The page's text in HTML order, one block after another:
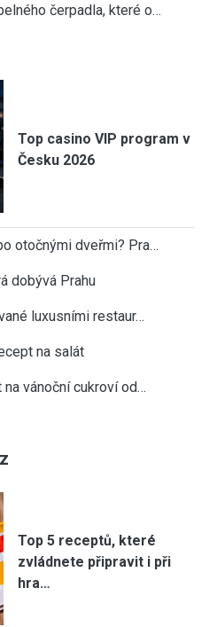
čerpadla, které o…
Top casino VIP program v
Česku 2026
otočnými dveřmi? Pra…
dobývá Prahu
luxusními restaur…
na salát
vánoční cukroví od…
Top 5 receptů, které
zvládnete připravit i při
hra…